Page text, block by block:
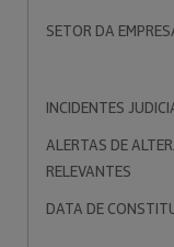
SETOR DA
INCIDENTES
ALERTAS DE
RELEVANTES
DATA DE